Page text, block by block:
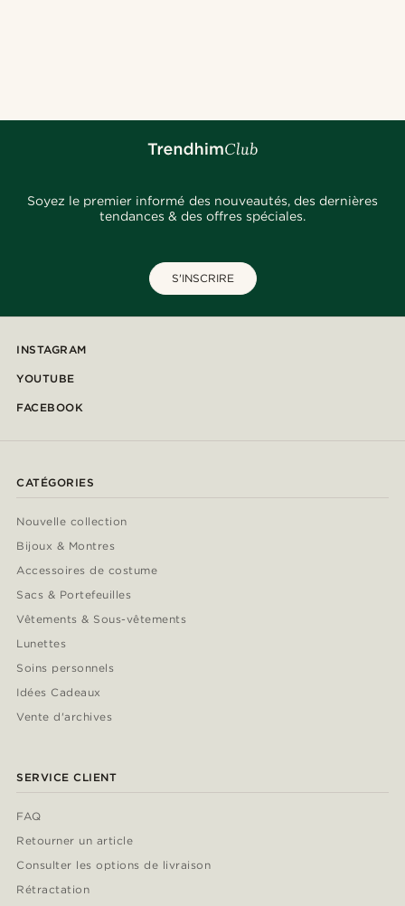
Soyez le premier informé des nouveautés, des dernières
tendances & des offres spéciales.
S'INSCRIRE
INSTAGRAM
YOUTUBE
FACEBOOK
CATÉGORIES
Nouvelle collection
Bijoux & Montres
Accessoires de costume
Sacs & Portefeuilles
Vêtements & Sous-vêtements
Lunettes
Soins personnels
Idées Cadeaux
Vente d'archives
SERVICE CLIENT
FAQ
Retourner un article
Consulter les options de livraison
Rétractation